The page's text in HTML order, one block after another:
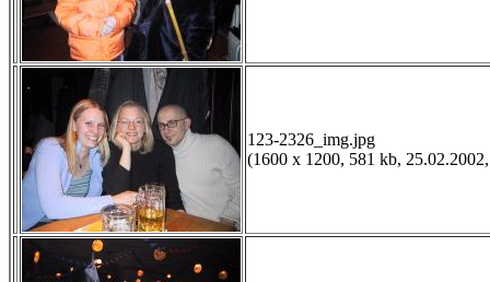
123-2326_img.jpg
(1600 x 1200, 581 kb,